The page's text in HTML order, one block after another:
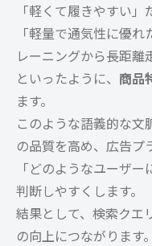
「軽くて履きやすい」
「軽量で通気性に優
レーニングから長距離
といったように、 商品
ます。
このような語義的な文
の品質を高め、広告プ
「どのようなユーザ
判断しやすくします。
結果として、検索クエ
の向上につながります。